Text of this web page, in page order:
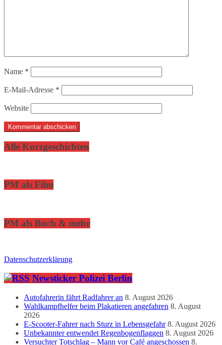
Name *
E-Mail-Adresse *
Website
Alle Kurzgeschichten
PM als Film
PM als Buch & mehr
Datenschutzerklärung
Newsticker Polizei Berlin
Autofahrerin fährt Radfahrer an 8. August 2026
Wahlkampfhelfer beim Plakatieren angefahren 8. August
2026
E-Scooter-Fahrer nach Sturz in Lebensgefahr 8. August 2026
Unbekannter entwendet Regenbogenflaggen 8. August 2026
Versuchter Totschlag – Mann vor Café angeschossen 8.